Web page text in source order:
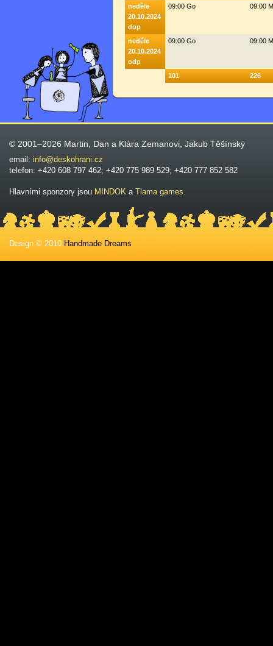
neděle
20.10.2024
dop
09:00 Go 09:00
neděle
20.10.2024
odp
09:00 Go 09:00
101 226
© 2001–2026 Martin, Dan a Klára Zemanovi, Jakub Těšínský
email: info@deskohrani.cz
telefon: +420 608 797 462; +420 775 989 529; +420 777 852 582
Hlavními sponzory jsou MINDOK a Tlama games.
Design © 2010 Handmade Dreams